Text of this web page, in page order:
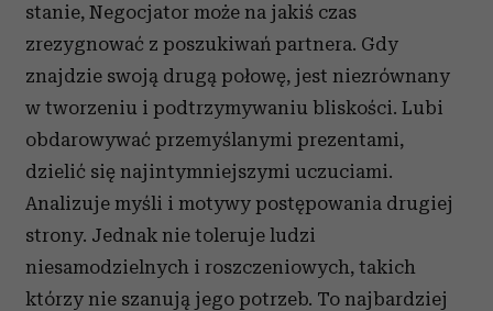
stanie, Negocjator może na jakiś czas
zrezygnować z poszukiwań partnera. Gdy
znajdzie swoją drugą połowę, jest niezrównany
w tworzeniu i podtrzymywaniu bliskości. Lubi
obdarowywać przemyślanymi prezentami,
dzielić się najintymniejszymi uczuciami.
Analizuje myśli i motywy postępowania drugiej
strony. Jednak nie toleruje ludzi
niesamodzielnych i roszczeniowych, takich
którzy nie szanują jego potrzeb. To najbardziej